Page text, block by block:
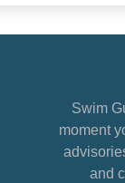
Swim
moment
and